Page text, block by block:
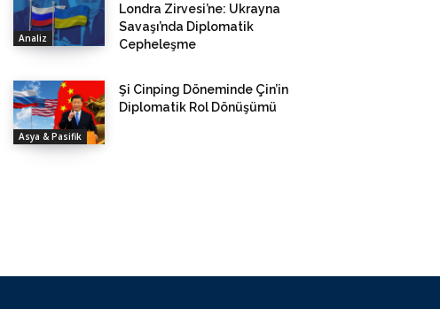
Analiz
Londra Zirvesi’ne: Ukrayna
Savaşı’nda Diplomatik
Cepheleşme
Asya & Pasifik
Şi Cinping Döneminde Çin’in
Diplomatik Rol Dönüşümü